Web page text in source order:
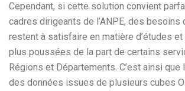
Cependant, si cette solution convient
cadres dirigeants de l’ANPE, des besoins
restent à satisfaire en matière d’études et
plus poussées de la part de certains
Régions et Départements. C’est ainsi
des données issues de plusieurs cubes